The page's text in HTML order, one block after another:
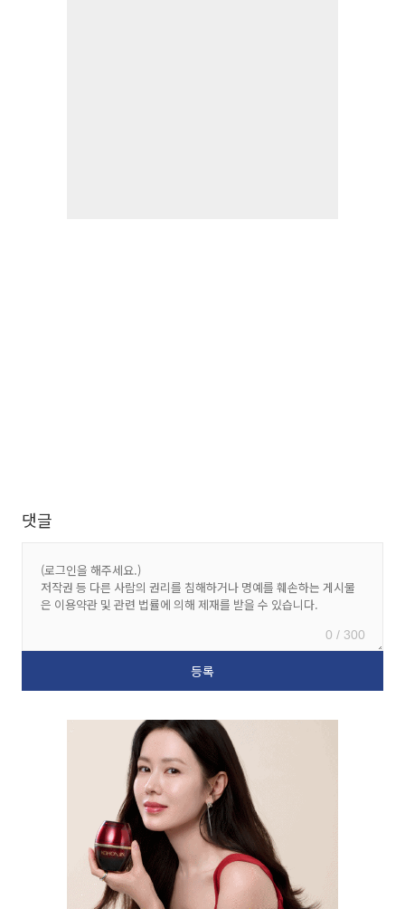
댓글
0 / 300